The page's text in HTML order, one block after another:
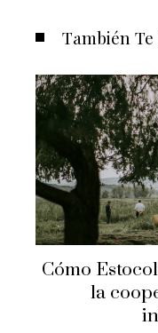
También
Cómo
la